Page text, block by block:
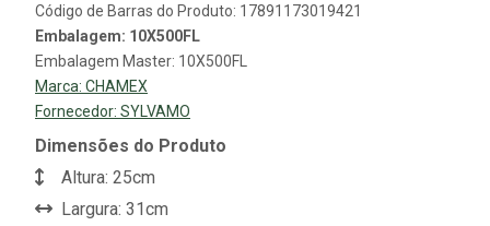
Código de Barras do Produto: 17891173019421
Embalagem: 10X500FL
Embalagem Master: 10X500FL
Marca: CHAMEX
Fornecedor: SYLVAMO
Dimensões do Produto
Altura: 25cm
Largura: 31cm